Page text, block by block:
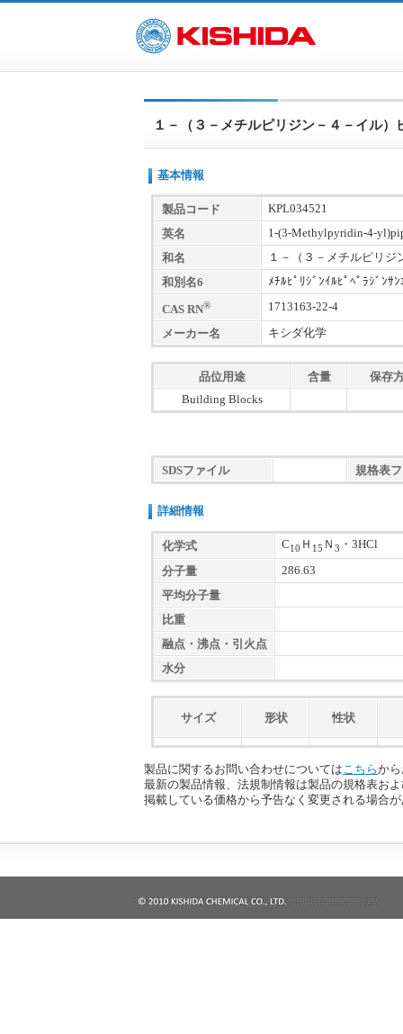
１－（３－メチルピリジン－４－イル
基本情報
製品コード
KPL034521
英名
1-(3-Methylpyridin-4-
和名
１－（３－メチルピリ
和別名6
ﾒﾁﾙﾋﾟﾘｼﾞﾝｲﾙﾋﾟﾍﾟﾗｼﾞﾝｻ
CAS RN® 1713163-22-4
メーカー名 キシダ化学
品位用途 含量
保存
Building Blocks
SDSファイル 規格表
詳細情報
化学式 C10 Ｈ 15 Ｎ 3 ・3HCl
分子量
286.63
平均分子量
比重
融点・沸点・引火点
水分
サイズ 形状 性状
製品に関するお問い合わせについては こちらか
最新の製品情報、法規制情報は製品の規格表お
掲載している価格から予告なく変更される場合